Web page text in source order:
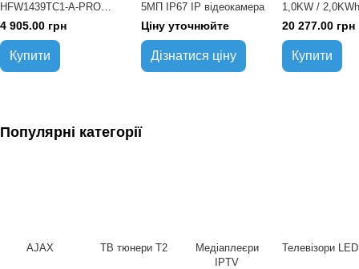
HFW1439TC1-A-PRO
(2.8мм) 4МП WizColor Lite
IP відеокамера
4 905.00 грн
Купити
5МП IP67 IP відеокамера
Ціну уточнюйте
Дізнатися ціну
1,0KW /
синусоїда
628Аг
station
20 277.00 грн
Купити
Популярні категорії
AJAX ТВ тюнери Т2
Медіаплеєри
IPTV
Телевізори LED